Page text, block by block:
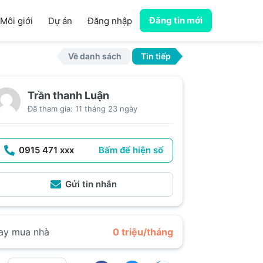
Môi giới Dự án Đăng nhập Đăng tin mới
Về danh sách Tin tiếp
Trần thanh Luận
Đã tham gia: 11 tháng 23 ngày
0915 471 xxx Bấm để hiện số
Gửi tin nhắn
mua nhà 0 triệu/tháng